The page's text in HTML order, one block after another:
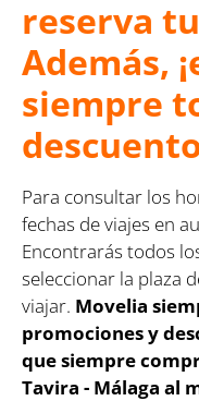
reserva
Además,
siempre
Para consultar los
fechas de viajes en
Encontrarás todos
seleccionar la plaza
viajar. Movelia
promociones y
que siempre
Tavira - Málaga al